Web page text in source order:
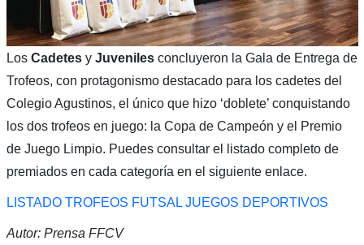
Los Cadetesy Juvenilesconcluyeron la Gala de Entrega de
Trofeos, con protagonismo destacado para los cadetes del
Colegio Agustinos, el único que hizo ‘doblete’ conquistando
los dos trofeos en juego: la Copa de Campeón y el Premio
de Juego Limpio. Puedes consultar el listado completo de
premiados en cada categoría en el siguiente enlace.
LISTADO TROFEOS FUTSAL JUEGOS DEPORTIVOS
Autor: Prensa FFCV